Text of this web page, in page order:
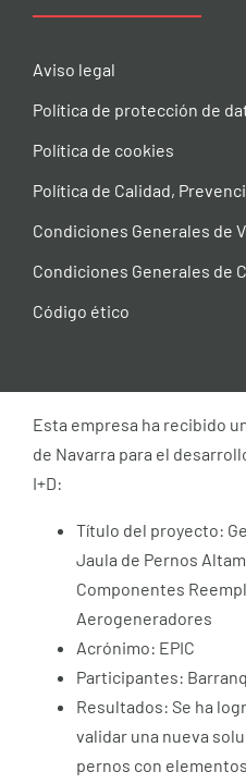
Aviso legal
Política de protección de
Política de cookies
Política de Calidad,
Condiciones Generales de
Condiciones Generales de
Código ético
Esta empresa ha recibido
de Navarra para el
I+D:
Título del proyecto:
Jaula de Pernos
Componentes
Aerogeneradores
Acrónimo: EPIC
Participantes:
Resultados: Se ha
validar una nueva
pernos con